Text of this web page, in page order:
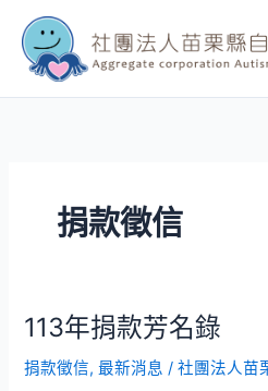
捐款徵信
113年捐款芳名錄
捐款徵信,最新消息 /社團法人苗
113
捐